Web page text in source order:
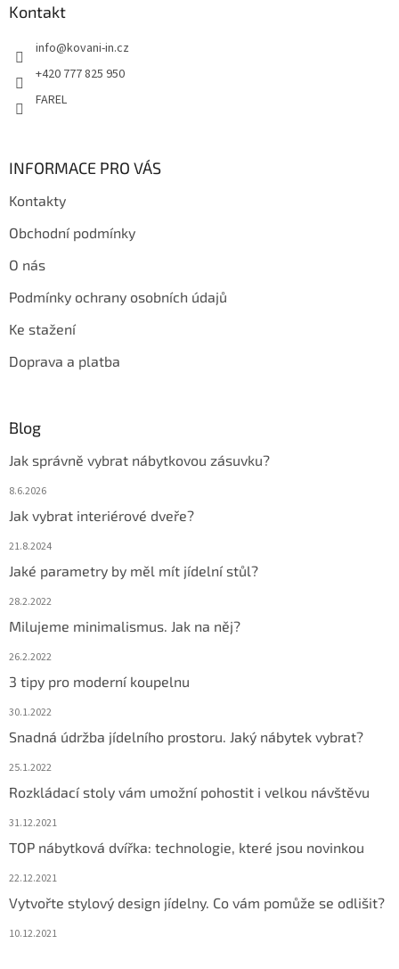
Kontakt
info@kovani-in.cz
+420 777 825 950
FAREL
INFORMACE PRO VÁS
Kontakty
Obchodní podmínky
O nás
Podmínky ochrany osobních údajů
Ke stažení
Doprava a platba
Blog
Jak správně vybrat nábytkovou zásuvku?
8.6.2026
Jak vybrat interiérové dveře?
21.8.2024
Jaké parametry by měl mít jídelní stůl?
28.2.2022
Milujeme minimalismus. Jak na něj?
26.2.2022
3 tipy pro moderní koupelnu
30.1.2022
Snadná údržba jídelního prostoru. Jaký nábytek vybrat?
25.1.2022
Rozkládací stoly vám umožní pohostit i velkou návštěvu
31.12.2021
TOP nábytková dvířka: technologie, které jsou novinkou
22.12.2021
Vytvořte stylový design jídelny. Co vám pomůže se odlišit?
10.12.2021